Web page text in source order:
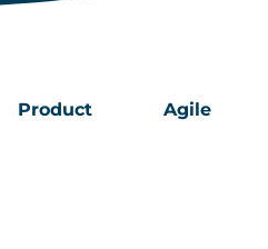
Product Agile